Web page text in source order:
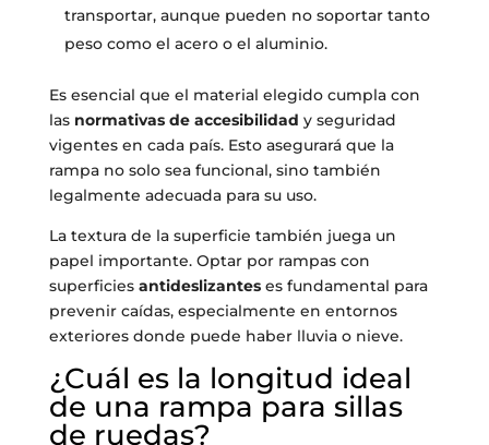
transportar, aunque pueden no soportar tanto
peso como el acero o el aluminio.
Es esencial que el material elegido cumpla con
las normativas de accesibilidad y seguridad
vigentes en cada país. Esto asegurará que la
rampa no solo sea funcional, sino también
legalmente adecuada para su uso.
La textura de la superficie también juega un
papel importante. Optar por rampas con
superficies antideslizanteses fundamental para
prevenir caídas, especialmente en entornos
exteriores donde puede haber lluvia o nieve.
¿Cuál es la longitud ideal
de una rampa para sillas
de ruedas?